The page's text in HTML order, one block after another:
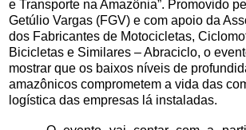
e Transporte na Amazônia”. Promovido
Getúlio Vargas (FGV) e com apoio da
dos Fabricantes de Motocicletas,
Bicicletas e Similares – Abraciclo, o
mostrar que os baixos níveis de
amazônicos comprometem a vida das
logística das empresas lá instaladas.